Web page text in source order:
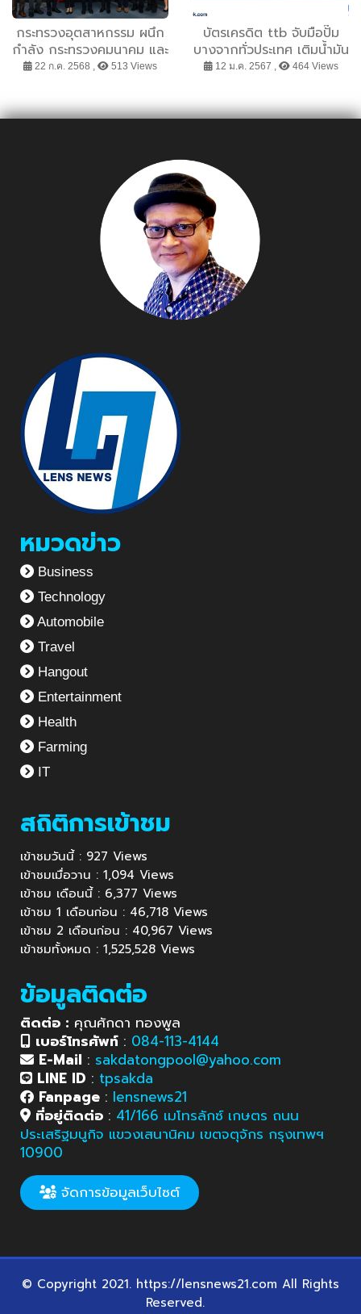
กระทรวงอุตสาหกรรม ผนึก
กำลัง กระทรวงคมนาคม และ
ภาคเอกชน จัดบิ๊กอีเวนท์
“กรุงเทพอภิวัฒน์” หวังบูม
22 ก.ค. 2568 , 513 Views
บัตรเครดิต ttb จับมือปั๊ม
บางจากทั่วประเทศ เติมน้ำมัน
ตลอดปี 2567 รับเครดิตเงิน
12 ม.ค. 2567 , 464 Views
หมวดข่าว
Business
Technology
Automobile
Travel
Hangout
Entertainment
Health
Farming
IT
สถิติการเข้าชม
เข้าชมวันนี้ : 927 Views
เข้าชมเมื่อวาน : 1,094 Views
เข้าชม เดือนนี้ : 6,377 Views
เข้าชม 1 เดือนก่อน : 46,718 Views
เข้าชม 2 เดือนก่อน : 40,967 Views
เข้าชมทั้งหมด : 1,525,528 Views
ข้อมูลติดต่อ
ติดต่อ : คุณศักดา ทองพูล
เบอร์โทรศัพท์ : 084-113-4144
E-Mail : sakdatongpool@yahoo.com
LINE ID : tpsakda
Fanpage : lensnews21
ที่อยู่ติดต่อ : 41/166 เมโทรลักซ์ เกษตร ถนน
ประเสริฐมนูกิจ แขวงเสนานิคม เขตจตุจักร กรุงเทพฯ
10900
จัดการข้อมูลเว็บไซต์
© Copyright 2021. https://lensnews21.com All Rights
Reserved.